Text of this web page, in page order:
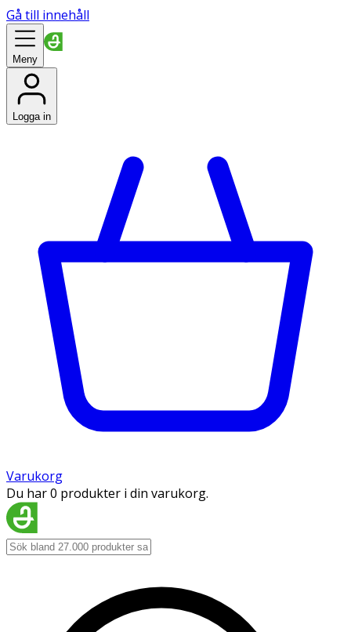
Gå till innehåll
Meny
Logga in
Varukorg
Du har 0 produkter i din varukorg.